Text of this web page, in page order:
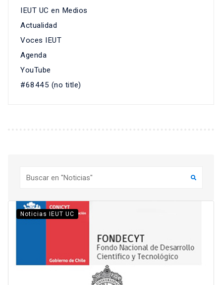
IEUT UC en Medios
Actualidad
Voces IEUT
Agenda
YouTube
#68445 (no title)
Noticias IEUT UC